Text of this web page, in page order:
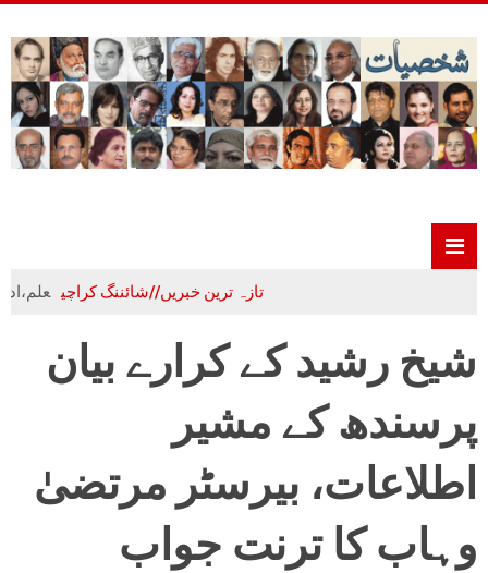
تازہ ترین خبریں//شائننگ کراچی علم،ادب و
شیخ رشید کے کرارے بیان
پرسندھ کے مشیر
اطلاعات، بیرسٹر مرتضیٰ
وہاب کا ترنت جواب